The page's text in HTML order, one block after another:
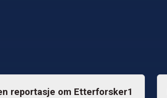
reportasje om Etterforsker1